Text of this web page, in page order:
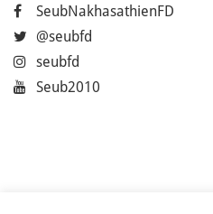
SeubNakhasathienFD
@seubfd
seubfd
Seub2010